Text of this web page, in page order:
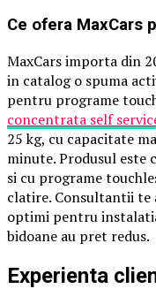
Ce ofera MaxCars
MaxCars importa din
in catalog o spuma
pentru programe
concentrata self
25 kg, cu capacitate
minute. Produsul este
si cu programe
clatire. Consultantii te
optimi pentru
bidoane au pret redus.
Experienta